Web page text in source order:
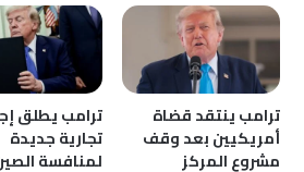
ترامب ينتقد قضاة
أمريكيين بعد وقف
مشروع المركز
ترامب يطلق
تجارية جديدة
لمنافسة